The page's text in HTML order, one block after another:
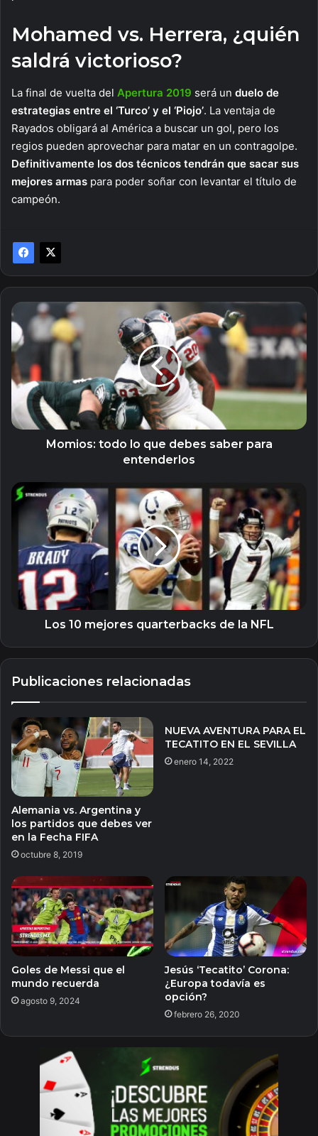
Mohamed vs. Herrera, ¿quién
saldrá victorioso?
La final de vuelta del Apertura 2019 será un duelo de
estrategias entre el ‘Turco’ y el ‘Piojo’. La ventaja de
Rayados obligará al América a buscar un gol, pero los
regios pueden aprovechar para matar en un contragolpe.
Definitivamente los dos técnicos tendrán que sacar sus
mejores armas para poder soñar con levantar el título de
campeón.
Momios:
todo
lo
que
debes
saber
para
entenderlos
Momios: todo lo que debes saber para
entenderlos
Los
10
quarterbacks
de
NFL
Los 10 mejores quarterbacks de la NFL
Publicaciones relacionadas
Alemania vs. Argentina y
los partidos que debes ver
en la Fecha FIFA
octubre 8, 2019
NUEVA AVENTURA PARA EL
TECATITO EN EL SEVILLA
enero 14, 2022
Goles de Messi que el
mundo recuerda
agosto 9, 2024
Jesús ‘Tecatito’ Corona:
¿Europa todavía es
opción?
febrero 26, 2020